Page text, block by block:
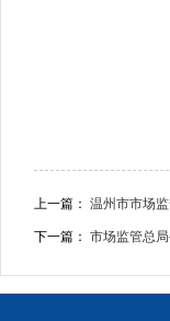
上一篇： 温州市市场
下一篇： 市场监管总